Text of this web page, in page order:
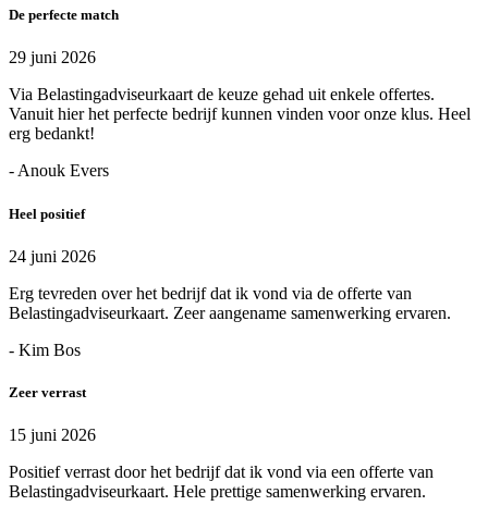
De perfecte match
29 juni 2026
Via Belastingadviseurkaart de keuze gehad uit enkele offertes.
Vanuit hier het perfecte bedrijf kunnen vinden voor onze klus. Heel
erg bedankt!
- Anouk Evers
Heel positief
24 juni 2026
Erg tevreden over het bedrijf dat ik vond via de offerte van
Belastingadviseurkaart. Zeer aangename samenwerking ervaren.
- Kim Bos
Zeer verrast
15 juni 2026
Positief verrast door het bedrijf dat ik vond via een offerte van
Belastingadviseurkaart. Hele prettige samenwerking ervaren.